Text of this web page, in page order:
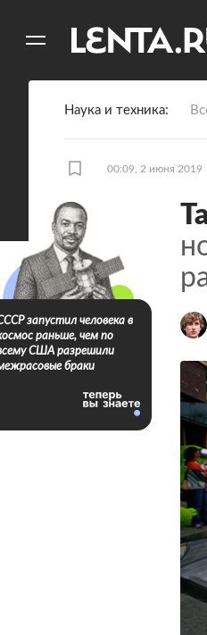
Наука и техника
00:09, 2 июня 2019
запустил человека в
раньше, чем по
США разрешили
браки